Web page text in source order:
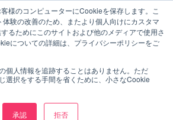
様のコンピューターにCookieを保存します。こ
験の改善のため、またより個人向けにカスタマ
るためにこのサイトおよび他のメディアで使用さ
についての詳細は、プライバシーポリシーをご
個人情報を追跡することはありません。ただ
選択をする手間を省くために、小さなCookie
承認 拒否